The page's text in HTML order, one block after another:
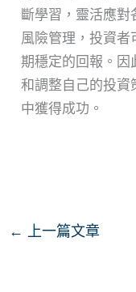
斷學習，靈活應對
風險管理，投資者
期穩定的回報。因
和調整自己的投資
中獲得成功。
← 上一篇文章